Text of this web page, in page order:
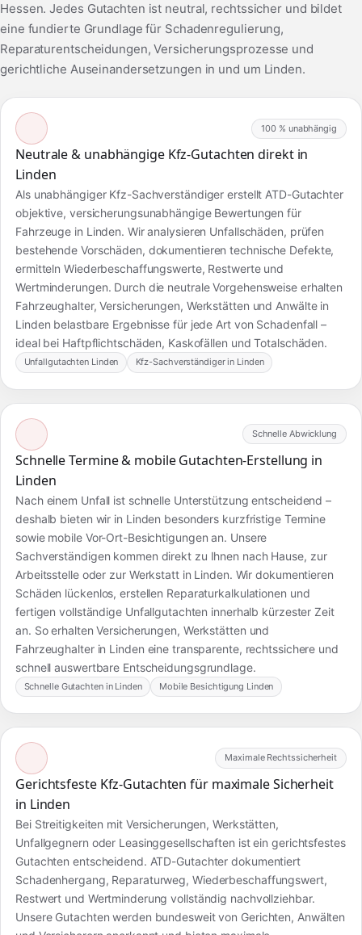
Hessen. Jedes Gutachten ist neutral, rechtssicher und bildet
eine fundierte Grundlage für Schadenregulierung,
Reparaturentscheidungen, Versicherungsprozesse und
gerichtliche Auseinandersetzungen in und um Linden.
100 % unabhängig
Neutrale & unabhängige Kfz-Gutachten direkt in
Linden
Als unabhängiger Kfz-Sachverständiger erstellt ATD-Gutachter
objektive, versicherungsunabhängige Bewertungen für
Fahrzeuge in Linden. Wir analysieren Unfallschäden, prüfen
bestehende Vorschäden, dokumentieren technische Defekte,
ermitteln Wiederbeschaffungswerte, Restwerte und
Wertminderungen. Durch die neutrale Vorgehensweise erhalten
Fahrzeughalter, Versicherungen, Werkstätten und Anwälte in
Linden belastbare Ergebnisse für jede Art von Schadenfall –
ideal bei Haftpflichtschäden, Kaskofällen und Totalschäden.
Unfallgutachten Linden Kfz-Sachverständiger in Linden
Schnelle Abwicklung
Schnelle Termine & mobile Gutachten-Erstellung in
Linden
Nach einem Unfall ist schnelle Unterstützung entscheidend –
deshalb bieten wir in Linden besonders kurzfristige Termine
sowie mobile Vor-Ort-Besichtigungen an. Unsere
Sachverständigen kommen direkt zu Ihnen nach Hause, zur
Arbeitsstelle oder zur Werkstatt in Linden. Wir dokumentieren
Schäden lückenlos, erstellen Reparaturkalkulationen und
fertigen vollständige Unfallgutachten innerhalb kürzester Zeit
an. So erhalten Versicherungen, Werkstätten und
Fahrzeughalter in Linden eine transparente, rechtssichere und
schnell auswertbare Entscheidungsgrundlage.
Schnelle Gutachten in Linden Mobile Besichtigung Linden
Maximale Rechtssicherheit
Gerichtsfeste Kfz-Gutachten für maximale Sicherheit
in Linden
Bei Streitigkeiten mit Versicherungen, Werkstätten,
Unfallgegnern oder Leasinggesellschaften ist ein gerichtsfestes
Gutachten entscheidend. ATD-Gutachter dokumentiert
Schadenhergang, Reparaturweg, Wiederbeschaffungswert,
Restwert und Wertminderung vollständig nachvollziehbar.
Unsere Gutachten werden bundesweit von Gerichten, Anwälten